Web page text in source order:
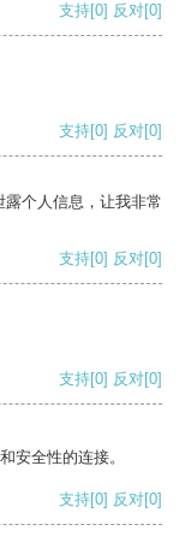
支持[0] 反对[0]
支持[0] 反对[0]
个人信息，让我非常
支持[0] 反对[0]
支持[0] 反对[0]
安全性的连接。
支持[0] 反对[0]